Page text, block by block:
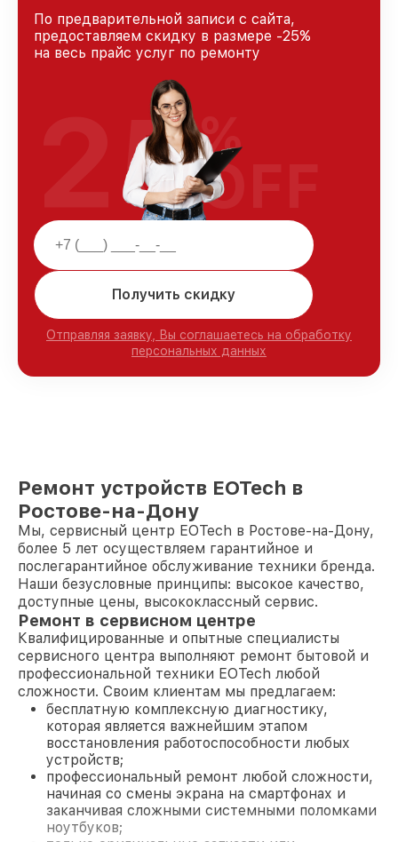
По предварительной записи с сайта,
предоставляем скидку в размере -25%
на весь прайс услуг по ремонту
Получить скидку
Отправляя заявку, Вы соглашаетесь на обработку
персональных данных
25%
OFF
Ремонт устройств EOTech в
Ростове-на-Дону
Мы, сервисный центр EOTech в Ростове-на-Дону,
более 5 лет осуществляем гарантийное и
послегарантийное обслуживание техники бренда.
Наши безусловные принципы: высокое качество,
доступные цены, высококлассный сервис.
Ремонт в сервисном центре
Квалифицированные и опытные специалисты
сервисного центра выполняют ремонт бытовой и
профессиональной техники EOTech любой
сложности. Своим клиентам мы предлагаем:
бесплатную комплексную диагностику,
которая является важнейшим этапом
восстановления работоспособности любых
устройств;
профессиональный ремонт любой сложности,
начиная со смены экрана на смартфонах и
заканчивая сложными системными поломками
ноутбуков;